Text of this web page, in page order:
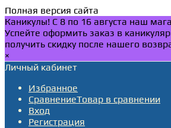
Полная версия сайта
Каникулы! С 8 по 16 августа наш
Успейте оформить заказ в
получить скидку после нашего
×
Личный кабинет
Избранное
СравнениеТовар в сравнении
Вход
Регистрация